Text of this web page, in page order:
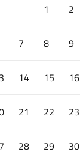
1 2
7 8 9
14 15 16
21 22 23
28 29 30